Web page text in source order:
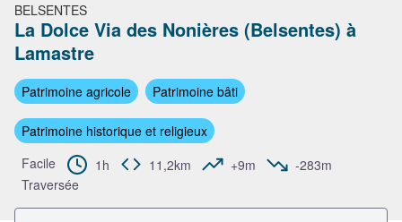
Voir l'image en plein écran
BELSENTES
La Dolce Via des Nonières (Belsentes) à
Lamastre
Patrimoine agricole Patrimoine bâti
Patrimoine historique et religieux
Facile
1h 11,2km +9m
-283m
Traversée